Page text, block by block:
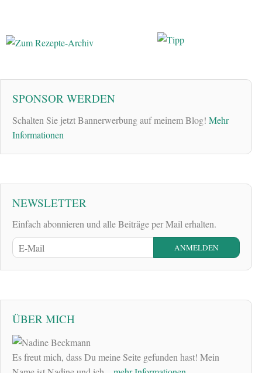
SPONSOR WERDEN
Schalten Sie jetzt Bannerwerbung auf meinem Blog! Mehr
Informationen
NEWSLETTER
Einfach abonnieren und alle Beiträge per Mail erhalten.
ÜBER MICH
Es freut mich, dass Du meine Seite gefunden hast! Mein